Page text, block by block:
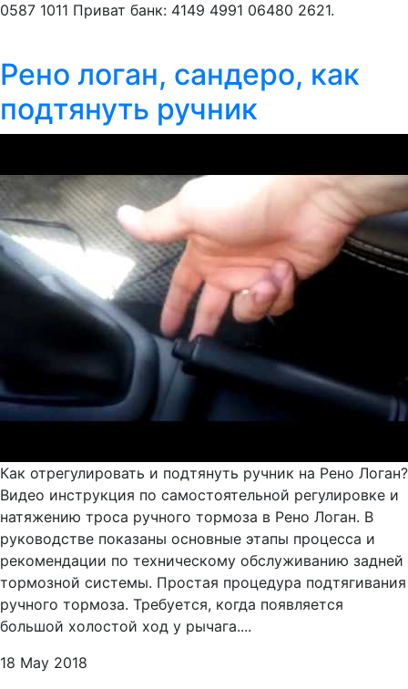
0587 1011 Приват банк: 4149 4991 06480 2621.
Рено логан, сандеро, как
подтянуть ручник
Как отрегулировать и подтянуть ручник на Рено Логан?
Видео инструкция по самостоятельной регулировке и
натяжению троса ручного тормоза в Рено Логан. В
руководстве показаны основные этапы процесса и
рекомендации по техническому обслуживанию задней
тормозной системы. Простая процедура подтягивания
ручного тормоза. Требуется, когда появляется
большой холостой ход у рычага....
18 May 2018